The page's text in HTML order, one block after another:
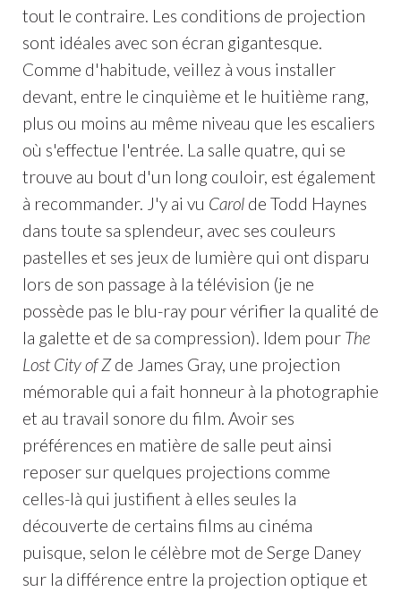
tout le contraire. Les conditions de projection
sont idéales avec son écran gigantesque.
Comme d'habitude, veillez à vous installer
devant, entre le cinquième et le huitième rang,
plus ou moins au même niveau que les escaliers
où s'effectue l'entrée. La salle quatre, qui se
trouve au bout d'un long couloir, est également
à recommander. J'y ai vu Carolde Todd Haynes
dans toute sa splendeur, avec ses couleurs
pastelles et ses jeux de lumière qui ont disparu
lors de son passage à la télévision (je ne
possède pas le blu-ray pour vérifier la qualité de
la galette et de sa compression). Idem pour The
Lost City of Zde James Gray, une projection
mémorable qui a fait honneur à la photographie
et au travail sonore du film. Avoir ses
préférences en matière de salle peut ainsi
reposer sur quelques projections comme
celles-là qui justifient à elles seules la
découverte de certains films au cinéma
puisque, selon le célèbre mot de Serge Daney
sur la différence entre la projection optique et